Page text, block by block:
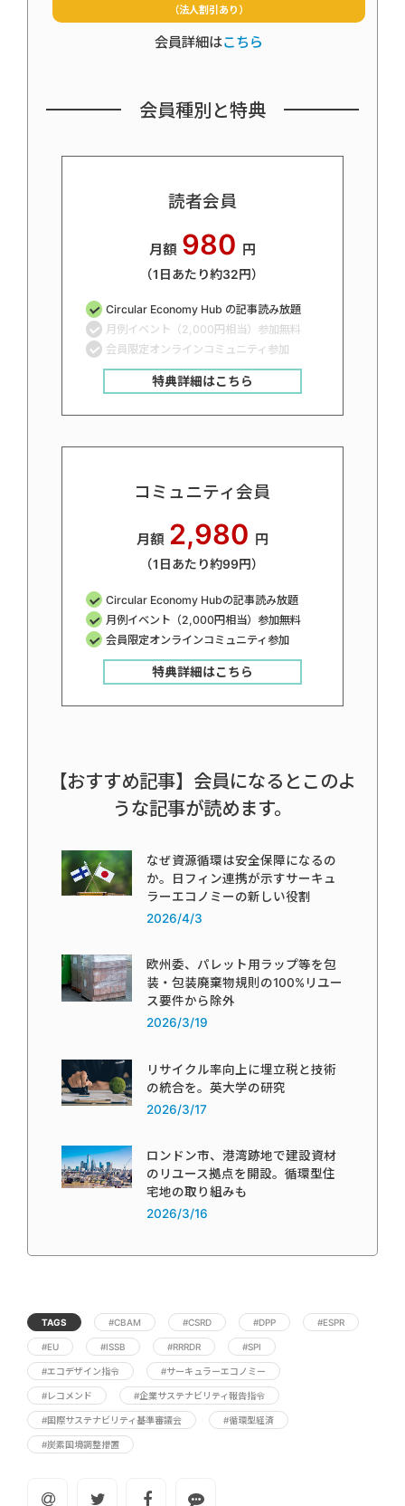
（法人割引あり）
会員詳細はこちら
会員種別と特典
読者会員
月額 980 円
（1日あたり約32円）
Circular Economy Hub の記事読み放題
月例イベント（2,000円相当）参加無料
会員限定オンラインコミュニティ参加
特典詳細はこちら
コミュニティ会員
月額 2,980 円
（1日あたり約99円）
Circular Economy Hubの記事読み放題
月例イベント（2,000円相当）参加無料
会員限定オンラインコミュニティ参加
特典詳細はこちら
【おすすめ記事】会員になるとこのよ
うな記事が読めます。
なぜ資源循環は安全保障になるの
か。日フィン連携が示すサーキュ
ラーエコノミーの新しい役割
2026/4/3
欧州委、パレット用ラップ等を包
装・包装廃棄物規則の100%リユー
ス要件から除外
2026/3/19
リサイクル率向上に埋立税と技術
の統合を。英大学の研究
2026/3/17
ロンドン市、港湾跡地で建設資材
のリユース拠点を開設。循環型住
宅地の取り組みも
2026/3/16
TAGS #CBAM #CSRD #DPP #ESPR
#EU #ISSB #RRRDR #SPI
#エコデザイン指令 #サーキュラーエコノミー
#レコメンド #企業サステナビリティ報告指令
#国際サステナビリティ基準審議会 #循環型経済
#炭素国境調整措置